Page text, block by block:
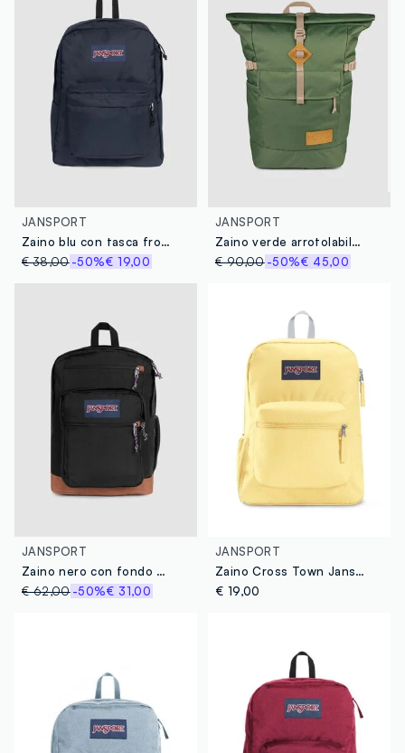
JANSPORT
Zaino blu con tasca frontale
€ 38,00-50%€ 19,00
JANSPORT
Zaino verde arrotolabile con tasche
€ 90,00 -50%€ 45,00
JANSPORT
Zaino nero con fondo marrone e tasche esterne
€ 62,00-50%€ 31,00
JANSPORT
Zaino Cross Town Jansport
€ 19,00